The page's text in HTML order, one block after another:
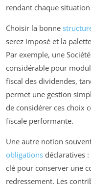
rendant chaque
Choisir la bonne
serez imposé et la
Par exemple, une
considérable pour
fiscal des dividendes,
permet une gestion
de considérer ces choix
fiscale performante.
Une autre notion
obligations déclaratives
clé pour conserver une
redressement. Les